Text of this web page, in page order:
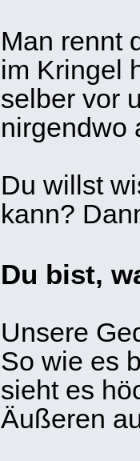
Man rennt
im Kringel
selber vor
nirgendwo
Du willst
kann?
Du bist,
Unsere
So wie es
sieht es
Äußeren